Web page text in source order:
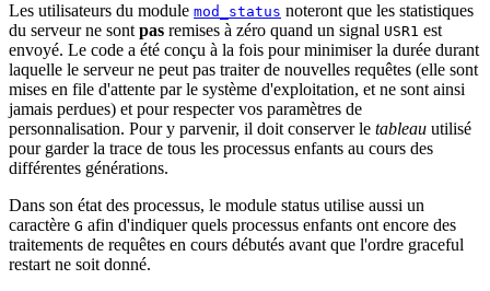
Les utilisateurs du module mod_status noteront que les statistiques
du serveur ne sont pas remises à zéro quand un signal USR1 est
envoyé. Le code a été conçu à la fois pour minimiser la durée durant
laquelle le serveur ne peut pas traiter de nouvelles requêtes (elle sont
mises en file d'attente par le système d'exploitation, et ne sont ainsi
jamais perdues) et pour respecter vos paramètres de
personnalisation. Pour y parvenir, il doit conserver le tableau utilisé
pour garder la trace de tous les processus enfants au cours des
différentes générations.
Dans son état des processus, le module status utilise aussi un
caractère G afin d'indiquer quels processus enfants ont encore des
traitements de requêtes en cours débutés avant que l'ordre graceful
restart ne soit donné.